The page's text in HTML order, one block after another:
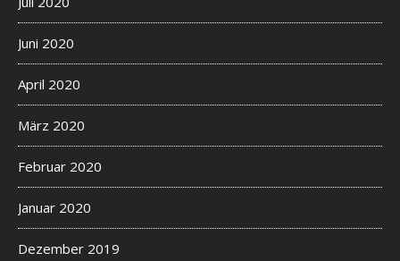
Juni 2020
April 2020
März 2020
Februar 2020
Januar 2020
Dezember 2019